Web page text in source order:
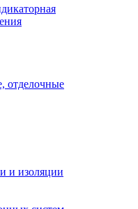
отделочные
и изоляции